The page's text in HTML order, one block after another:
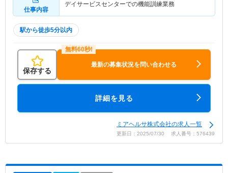
仕事内容
デイサービスセンターでの機能訓練業務
駅から徒歩5分以内
保存する
最新の募集状況を問い合わせる
詳細を見る
ミアヘルサ株式会社の求人一覧
更新日：2025/07/30 求人番号：576439